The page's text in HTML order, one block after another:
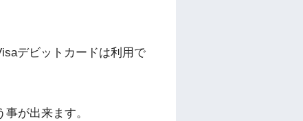
デビットカードは利用で
が出来ます。